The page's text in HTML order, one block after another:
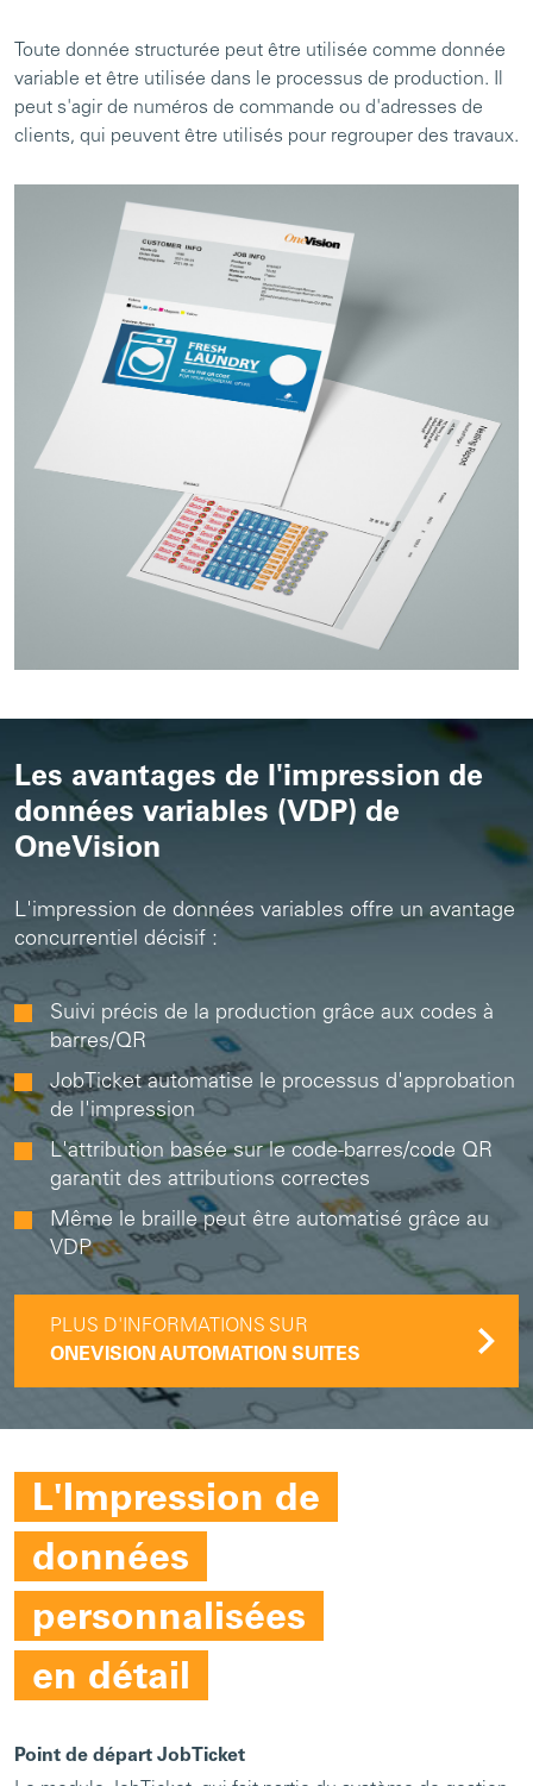
Toute donnée structurée peut être utilisée comme donnée
variable et être utilisée dans le processus de production. Il
peut s'agir de numéros de commande ou d'adresses de
clients, qui peuvent être utilisés pour regrouper des travaux.
Les avantages de l'impression de
données variables (VDP) de
OneVision
L'impression de données variables offre un avantage
concurrentiel décisif :
Suivi précis de la production grâce aux codes à
barres/QR
JobTicket automatise le processus d'approbation
de l'impression
L'attribution basée sur le code-barres/code QR
garantit des attributions correctes
Même le braille peut être automatisé grâce au
VDP
PLUS D'INFORMATIONS SUR
ONEVISION AUTOMATION SUITES
L'Impression de
données
personnalisées
en détail
Point de départ JobTicket